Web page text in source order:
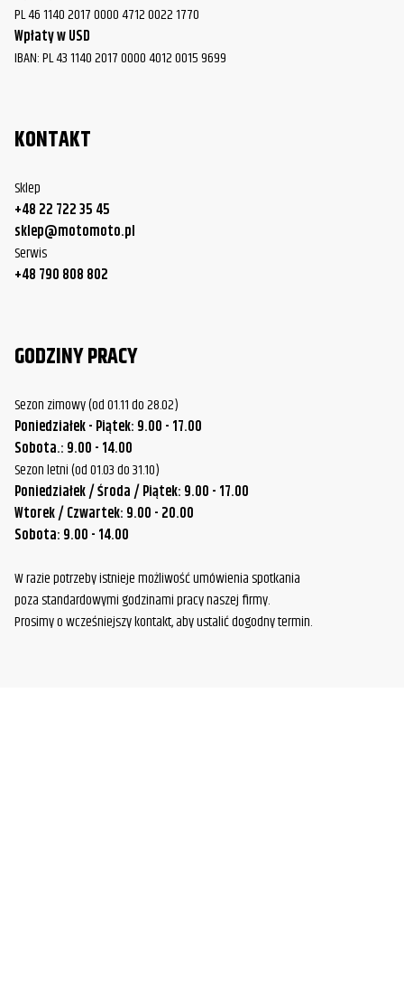
PL 46 1140 2017 0000 4712 0022 1770
Wpłaty w USD
IBAN: PL 43 1140 2017 0000 4012 0015 9699
KONTAKT
Sklep
+48 22 722 35 45
sklep@motomoto.pl
Serwis
+48 790 808 802
GODZINY PRACY
Sezon zimowy (od 01.11 do 28.02)
Poniedziałek - Piątek: 9.00 - 17.00
Sobota.: 9.00 - 14.00
Sezon letni (od 01.03 do 31.10)
Poniedziałek / Środa / Piątek: 9.00 - 17.00
Wtorek / Czwartek: 9.00 - 20.00
Sobota: 9.00 - 14.00
W razie potrzeby istnieje możliwość umówienia spotkania
poza standardowymi godzinami pracy naszej firmy.
Prosimy o wcześniejszy kontakt, aby ustalić dogodny termin.